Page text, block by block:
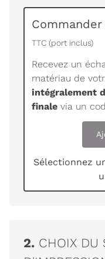
TTC (port inclus)
Recevez un
matériau de
intégralement
finale via un
Sélectionnez
2. CHOIX DU